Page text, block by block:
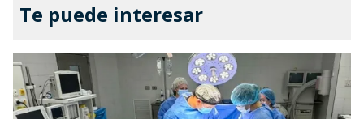
Te puede interesar